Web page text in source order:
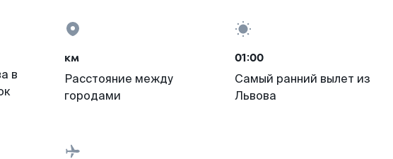
в
км
Расстояние между
городами
01:00
Самый ранний вылет из
Львова